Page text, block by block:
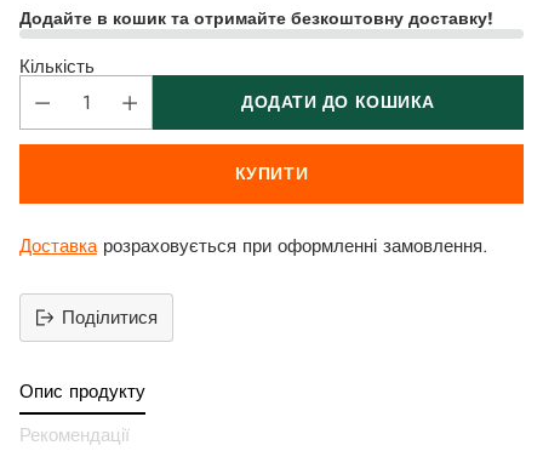
Додайте в кошик та отримайте безкоштовну доставку!
Кількість
ДОДАТИ ДО КОШИКА
КУПИТИ
Доставкарозраховується при оформленні замовлення.
Поділитися
продукт
до
вашего
Опис продукту
Рекомендації